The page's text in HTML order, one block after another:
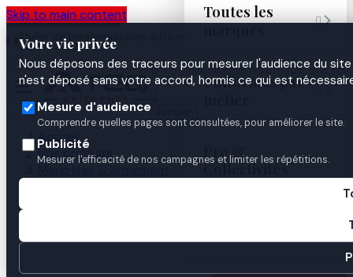
Skip to main content
Votre vie privée
Nous déposons des traceurs pour mesurer l'audience du
n'est déposé sans votre accord, hormis ce qui est
Mesure d'audience
Comprendre quelles pages sont consultées, pour améliorer le site.
Publicité
Mesurer l'efficacité de nos campagnes et limiter les répétitions.
Atelier de personnalisation à Nantes
depuis 2003

Toutes les
marques

Uniformes par
Pro &
Collectivités
Accueil
Nos produits